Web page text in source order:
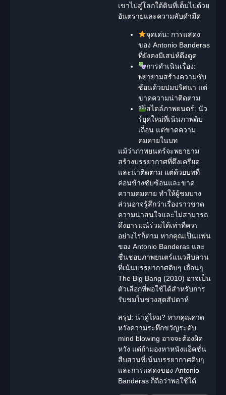
เขาไปสู่โลกใต้ดินที่เต็มไปด้วย
อันตรายและความลับดำมืด
จุดเด่น: การแสดง
ของ Antonio Banderas
ที่ยังคงมีเสน่ห์ดึงดูด
การดำเนินเรื่อง:
พยายามสร้างความซับ
ซ้อนด้วยปมปริศนา แต่
ขาดความน่าติดตาม
สไตล์ภาพยนตร์: นัว
ร์ยุคใหม่ที่เน้นภาพดิบ
เถื่อน แต่ขาดความ
คมคายในบท
แม้ว่าภาพยนตร์จะพยายาม
สร้างบรรยากาศที่ตึงเครียด
และน่าติดตาม แต่ด้วยบทที่
ค่อนข้างซับซ้อนและขาด
ความคมคาย ทำให้ผู้ชมบาง
ส่วนอาจรู้สึกว่าเรื่องราวขาด
ความน่าสนใจและไม่สามารถ
ดึงอารมณ์ร่วมได้เท่าที่ควร
อย่างไรก็ตาม หากคุณเป็นแฟน
ของ Antonio Banderas และ
ชื่นชอบภาพยนตร์แนวสืบสวน
ที่เน้นบรรยากาศดิบๆ เถื่อนๆ
The Big Bang (2010) อาจเป็น
ตัวเลือกที่พอใช้ได้สำหรับการ
รับชมในช่วงสุดสัปดาห์
สรุป: น่าดูไหม? หากคุณคาด
หวังความระทึกขวัญระดับ
mind blowing อาจจะต้องผิด
หวัง แต่ถ้ามองหาหนังแอ็คชั่น
สืบสวนที่เน้นบรรยากาศดิบๆ
และการแสดงของ Antonio
Banderas ก็ถือว่าพอใช้ได้